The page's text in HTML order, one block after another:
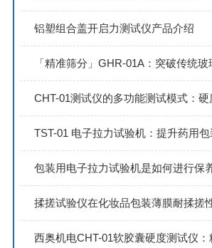
铝塑组合盖开启力测试仪产品介绍
TST-01 电子拉力试验机：提升药用
包装用电子拉力试验机是如何进行保